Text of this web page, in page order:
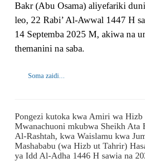
Bakr (Abu Osama) aliyefariki
leo, 22 Rabi’ Al-Awwal 1447 H
14 Septemba 2025 M, akiwa na
themanini na saba.
Soma zaidi...
Pongezi kutoka kwa Amiri wa Hizb
Mwanachuoni mkubwa Sheikh
Al-Rashtah, kwa Waislamu kwa
Mashababu (wa Hizb ut Tahrir)
ya Idd Al-Adha 1446 H sawia na